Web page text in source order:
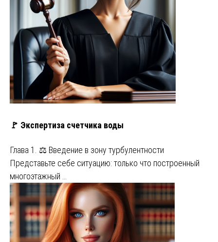
🚩 Экспертиза счетчика воды
Глава 1. ⚖️ Введение в зону турбулентности
Представьте себе ситуацию: только что построенный
многоэтажный …